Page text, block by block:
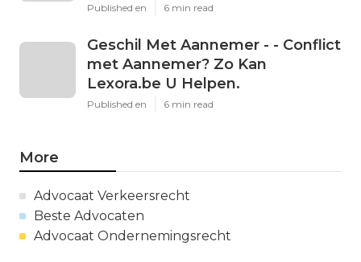
Published en 6 min read
Geschil Met Aannemer - - Conflict
met Aannemer? Zo Kan
Lexora.be U Helpen.
Published en 6 min read
More
Advocaat Verkeersrecht
Beste Advocaten
Advocaat Ondernemingsrecht